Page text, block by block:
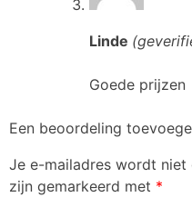
Linde
Goede prijzen
Een beoordeling
Je e-mailadres wordt niet
zijn gemarkeerd met *